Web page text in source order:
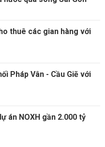
thuê các gian hàng với
Pháp Vân - Cầu Giẽ với
án NOXH gần 2.000 tỷ